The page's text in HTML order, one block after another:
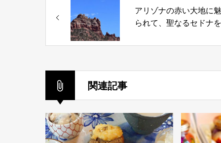
アリゾナの赤い大地に
られて、聖なるセドナ
関連記事